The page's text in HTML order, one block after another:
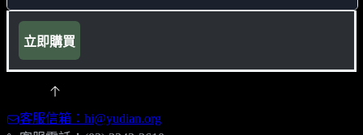
立即購買
客服信箱：hi@yudian.org